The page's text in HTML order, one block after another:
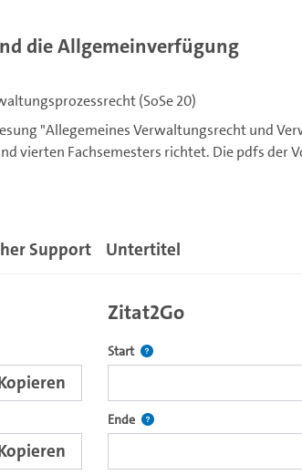
die Allgemeinverfügung
(SoSe 20)
"Allegemeines Verwaltungsrecht und
vierten Fachsemesters richtet. Die pdfs der
Support Untertitel
mit dem Lecture2Go-Videoplayer einzubetten.
Zitat2Go
Start Definiert den Startpunkt für
Ende Definiert den Endpunkt für